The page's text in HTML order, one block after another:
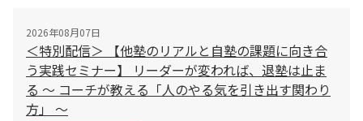
2026年08月07日
＜特別配信＞ 【他塾のリアルと自塾の課題に向き合
う実践セミナー】 リーダーが変われば、退塾は止ま
る 〜 コーチが教える「人のやる気を引き出す関わり
方」 〜